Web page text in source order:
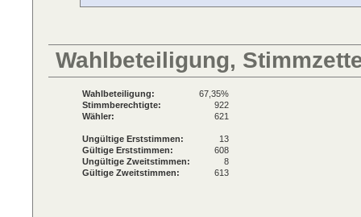
Wahlbeteiligung,
Wahlbeteiligung:
67,35%
Stimmberechtigte:
922
Wähler:
621
Ungültige Erststimmen:
13
Gültige Erststimmen:
608
Ungültige Zweitstimmen:
8
Gültige Zweitstimmen:
613